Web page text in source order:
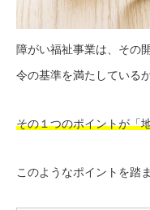
障がい福祉事業は、その
令の基準を満たしている
その１つのポイントが「
このようなポイントを踏